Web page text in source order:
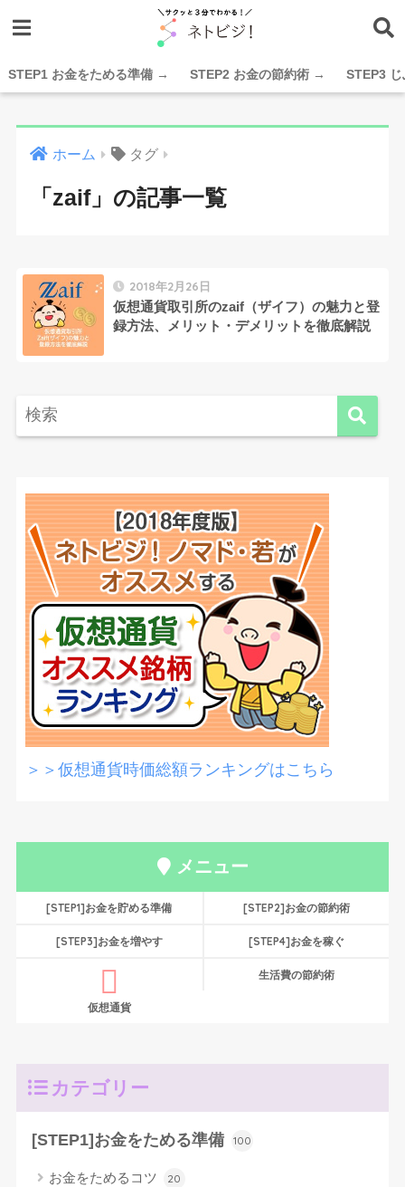
STEP1 お金をためる準備 → STEP2 お金の節約術 → STEP3
ホーム タグ
「zaif」の記事一覧
2018年2月26日
仮想通貨取引所のzaif（ザイフ）の魅力と登
録方法、メリット・デメリットを徹底解説
＞＞仮想通貨時価総額ランキングはこちら
メニュー
[STEP1]お金を貯める準備 [STEP2]お金の節約術
[STEP3]お金を増やす [STEP4]お金を稼ぐ
仮想通貨
生活費の節約術
カテゴリー
[STEP1]お金をためる準備 100
お金をためるコツ 20